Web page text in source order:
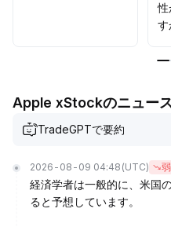
性
す
Apple xStockのニュー
TradeGPTで要約
2026-08-09 04:48 (UTC)
経済学者は一般的に、米国
ると予想しています。